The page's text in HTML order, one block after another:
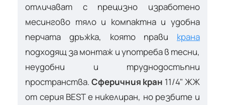
отличават с прецизно изработено
месингово тяло и компактна и удобна
перчата дръжка, която прави крана
подходящ за монтаж и употреба в тесни,
неудобни и труднодостъпни
пространства. Сферичния кран 11/4" ЖЖ
от серия BEST е никелиран, но резбите и